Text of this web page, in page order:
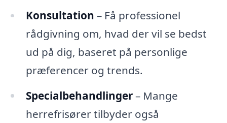
Konsultation – Få professionel
rådgivning om, hvad der vil se bedst
ud på dig, baseret på personlige
præferencer og trends.
Specialbehandlinger– Mange
herrefrisører tilbyder også